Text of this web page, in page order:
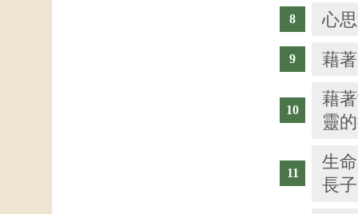
心
藉
藉
靈
生
長